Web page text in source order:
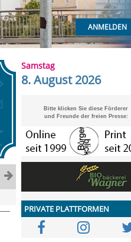
ANMELDEN
Samstag
8. August 2026
Bitte klicken Sie diese Förderer
und Freunde der freien Presse:
PRIVATE PLATTFORMEN